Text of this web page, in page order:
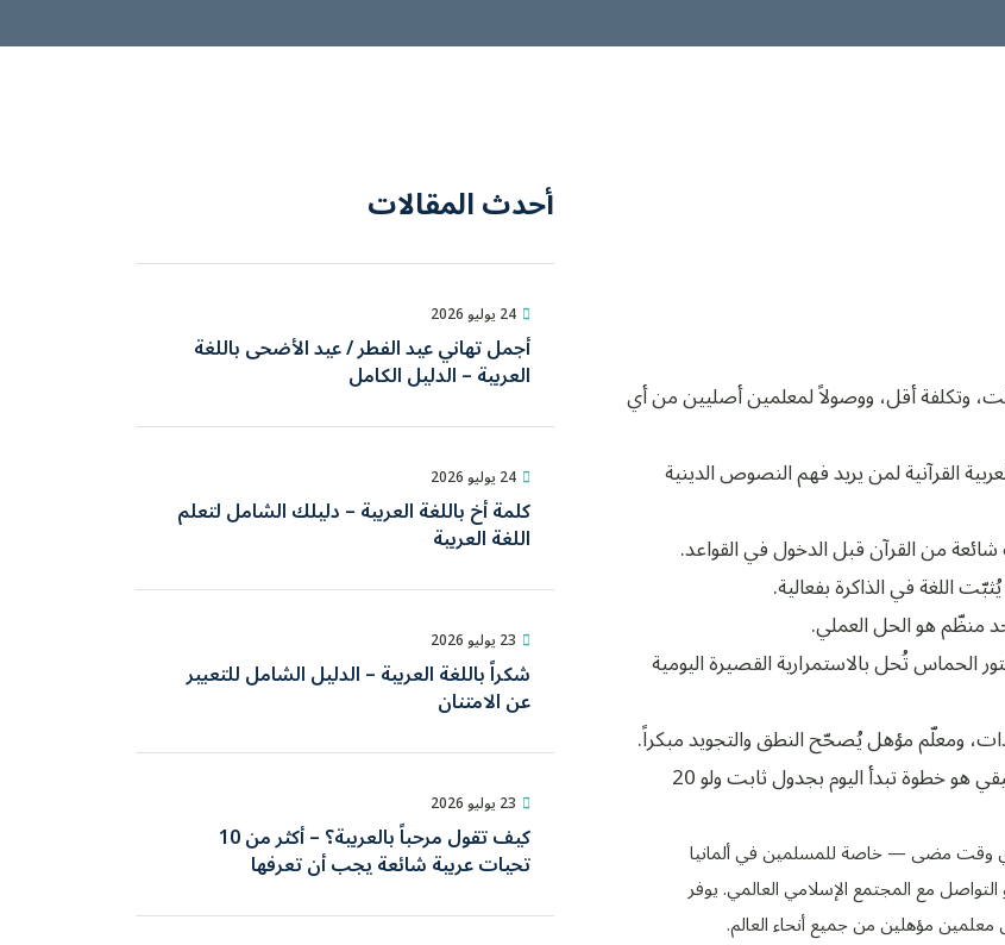
وتكلفة أقل، ووصولاً لمعلمين أصليين من أي
القرآنية لمن يريد فهم النصوص الدينية
شائعة من القرآن قبل الدخول في القواعد.
اللغة في الذاكرة بفعالية.
منظّم هو الحل العملي.
تُحل بالاستمرارية القصيرة اليومية
ومعلّم مؤهل يُصحّح النطق والتجويد مبكراً.
الانتظار أو التطبيقات العشوائية لن تصنع الفرق؛ الفارق الحقيقي هو خطوة تبدأ اليوم بجدول ثابت ولو 20
أي وقت مضى — خاصة للمسلمين في ألمانيا
مع المجتمع الإسلامي العالمي. يوفر
معلمين مؤهلين من جميع أنحاء العالم.
أحدث المقالات
24 يوليو 2026
أجمل تهاني عيد الفطر / عيد الأضحى باللغة
العربية – الدليل الكامل
24 يوليو 2026
كلمة أخ باللغة العربية – دليلك الشامل لتعلم
اللغة العربية
23 يوليو 2026
شكراً باللغة العربية – الدليل الشامل للتعبير
عن الامتنان
23 يوليو 2026
كيف تقول مرحباً بالعربية؟ – أكثر من 10
تحيات عربية شائعة يجب أن تعرفها